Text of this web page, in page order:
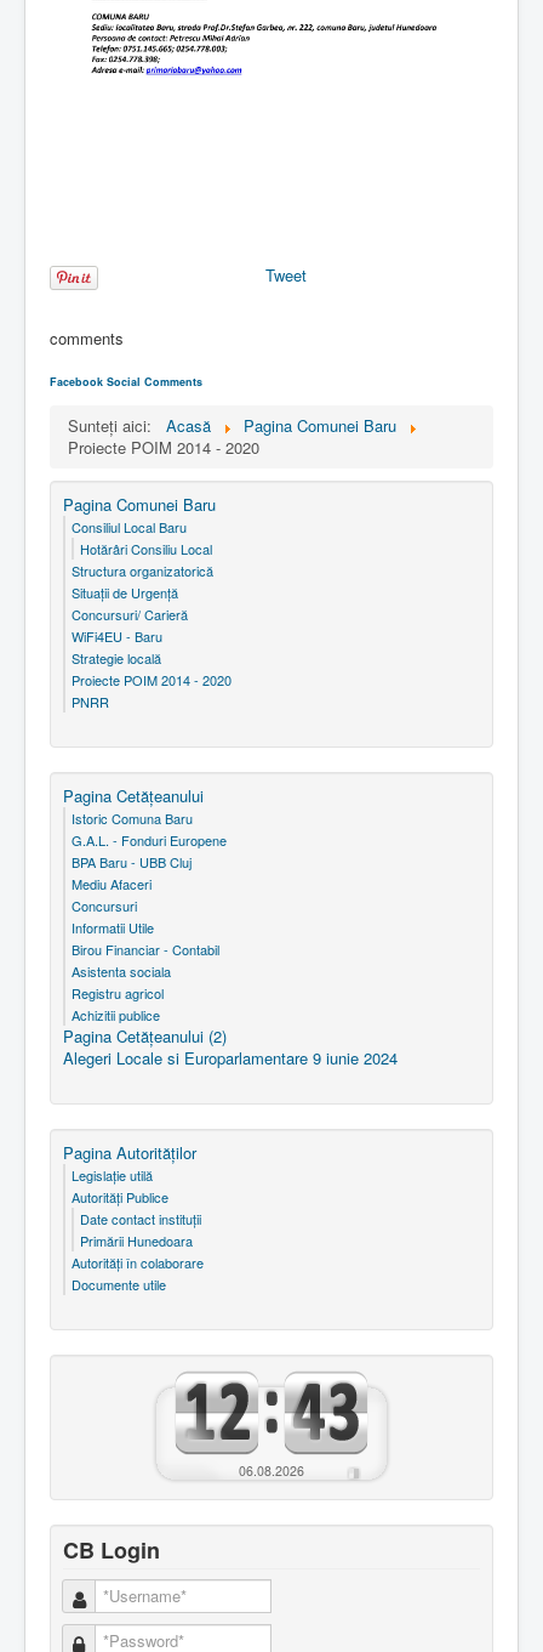
Tweet
comments
Facebook Social Comments
Sunteți aici: Acasă
Pagina Comunei Baru
Proiecte POIM 2014 - 2020
Pagina Comunei Baru
Consiliul Local Baru
Hotărâri Consiliu Local
Structura organizatorică
Situaţii de Urgenţă
Concursuri/ Carieră
WiFi4EU - Baru
Strategie locală
Proiecte POIM 2014 - 2020
PNRR
Pagina Cetăţeanului
Istoric Comuna Baru
G.A.L. - Fonduri Europene
BPA Baru - UBB Cluj
Mediu Afaceri
Concursuri
Informatii Utile
Birou Financiar - Contabil
Asistenta sociala
Registru agricol
Achizitii publice
Pagina Cetăţeanului (2)
Alegeri Locale si Europarlamentare 9 iunie 2024
Pagina Autorităţilor
Legislaţie utilă
Autorităţi Publice
Date contact instituţii
Primării Hunedoara
Autorităţi în colaborare
Documente utile
06.08.2026
CB Login